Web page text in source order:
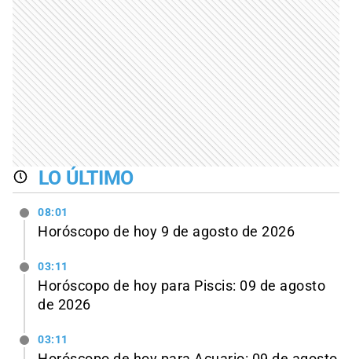
LO ÚLTIMO
08:01
Horóscopo de hoy 9 de agosto de 2026
03:11
Horóscopo de hoy para Piscis: 09 de agosto
de 2026
03:11